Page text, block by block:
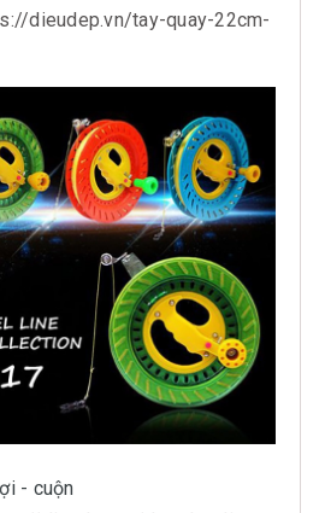
dieudep.vn/tay-quay-22cm-
- cuộn